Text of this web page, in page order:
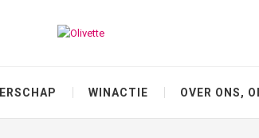
WINACTIE OVER ONS,